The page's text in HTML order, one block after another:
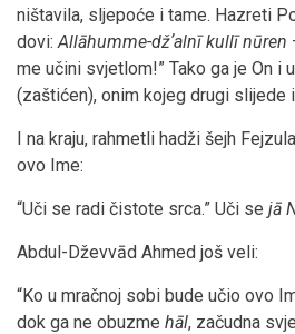
ništavila, sljepoće i tame. Hazreti
dovi: Allāhumme-džʼalnī kullī nūren
me učini svjetlom!” Tako ga je On i
(zaštićen), onim kojeg drugi slijede
I na kraju, rahmetli hadži šejh
ovo Ime:
“Uči se radi čistote srca.” Uči se jā
Abdul-Dževvād Ahmed još veli:
“Ko u mračnoj sobi bude učio ovo
dok ga ne obuzme hāl, začudna